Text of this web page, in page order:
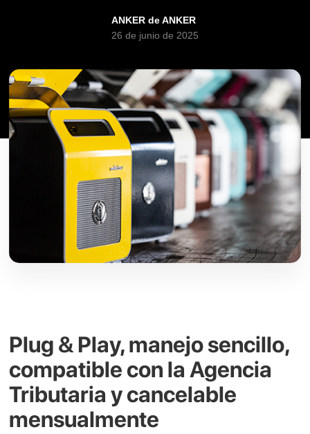
ANKER de ANKER
26 de junio de 2025
Plug & Play, manejo sencillo,
compatible con la Agencia
Tributaria y cancelable
mensualmente